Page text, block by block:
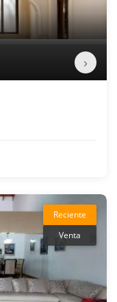
›
Reciente
Venta